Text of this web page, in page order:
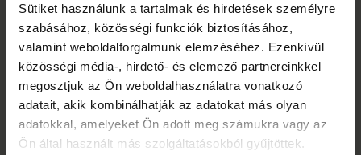
Sütiket használunk a tartalmak és hirdetések személyre
szabásához, közösségi funkciók biztosításához,
valamint weboldalforgalmunk elemzéséhez. Ezenkívül
közösségi média-, hirdető- és elemező partnereinkkel
megosztjuk az Ön weboldalhasználatra vonatkozó
adatait, akik kombinálhatják az adatokat más olyan
adatokkal, amelyeket Ön adott meg számukra vagy az
Ön által használt más szolgáltatásokból gyűjtöttek.
SZAKÉRTŐK ÁLTAL ÖSSZEÁLLÍTOTT
JÁTÉKOS VIDEÓKAT
azonnali, korlátlan hozzáféréssel.